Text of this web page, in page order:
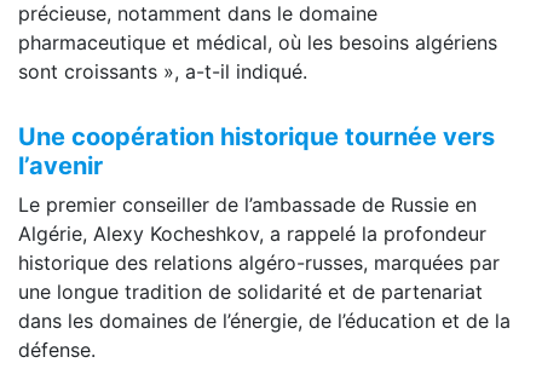
précieuse, notamment dans le domaine
pharmaceutique et médical, où les besoins algériens
sont croissants », a-t-il indiqué.
Une coopération historique tournée vers
l’avenir
Le premier conseiller de l’ambassade de Russie en
Algérie, Alexy Kocheshkov, a rappelé la profondeur
historique des relations algéro-russes, marquées par
une longue tradition de solidarité et de partenariat
dans les domaines de l’énergie, de l’éducation et de la
défense.